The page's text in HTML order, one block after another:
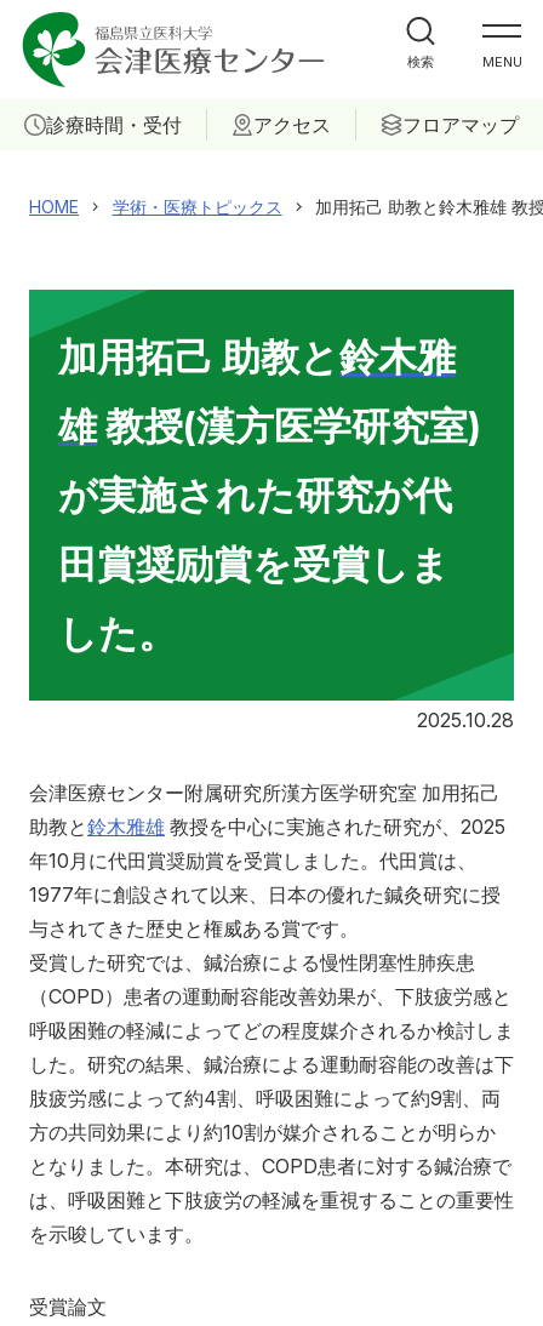
MENU
外来受診の方
ご相談
寄附 お問い合わせ
診療時間・受付 アクセス フロアマップ
検索
HOME 学術・医療トピックス 加用拓己 助教と鈴木雅雄 教
加用拓己 助教と鈴木雅
雄教授(漢方医学研究室)
が実施された研究が代
田賞奨励賞を受賞しま
した。
2025.10.28
会津医療センター附属研究所漢方医学研究室 加用拓己
助教と鈴木雅雄 教授を中心に実施された研究が、2025
年10月に代田賞奨励賞を受賞しました。代田賞は、
1977年に創設されて以来、日本の優れた鍼灸研究に授
与されてきた歴史と権威ある賞です。
受賞した研究では、鍼治療による慢性閉塞性肺疾患
（COPD）患者の運動耐容能改善効果が、下肢疲労感と
呼吸困難の軽減によってどの程度媒介されるか検討しま
した。研究の結果、鍼治療による運動耐容能の改善は下
肢疲労感によって約4割、呼吸困難によって約9割、両
方の共同効果により約10割が媒介されることが明らか
となりました。本研究は、COPD患者に対する鍼治療で
は、呼吸困難と下肢疲労の軽減を重視することの重要性
を示唆しています。
受賞論文